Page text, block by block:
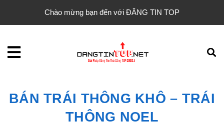
Chào mừng bạn đến với ĐĂNG TIN TOP
BÁN TRÁI THÔNG KHÔ – TRÁI
THÔNG NOEL